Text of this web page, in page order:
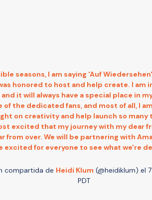
seasons, I am saying 'Auf
honored to host and help create. I am
it will always have a special place in
of the dedicated fans, and most of all, I
on creativity and help launch so
excited that my journey with my dear
from over. We will be partnering with
excited for everyone to see what we're
compartida de Heidi Klum (@heidiklum) el
PDT